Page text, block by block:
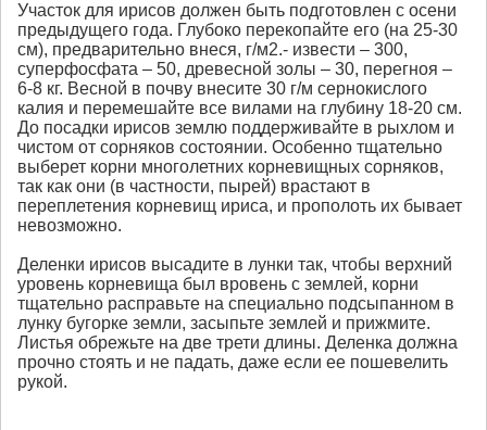
Участок для ирисов должен быть подготовлен с осени
предыдущего года. Глубоко перекопайте его (на 25-30
см), предварительно внеся, г/м2.- извести – 300,
суперфосфата – 50, древесной золы – 30, перегноя –
6-8 кг. Весной в почву внесите 30 г/м сернокислого
калия и перемешайте все вилами на глубину 18-20 см.
До посадки ирисов землю поддерживайте в рыхлом и
чистом от сорняков состоянии. Особенно тщательно
выберет корни многолетних корневищных сорняков,
так как они (в частности, пырей) врастают в
переплетения корневищ ириса, и прополоть их бывает
невозможно.
Деленки ирисов высадите в лунки так, чтобы верхний
уровень корневища был вровень с землей, корни
тщательно расправьте на специально подсыпанном в
лунку бугорке земли, засыпьте землей и прижмите.
Листья обрежьте на две трети длины. Деленка должна
прочно стоять и не падать, даже если ее пошевелить
рукой.